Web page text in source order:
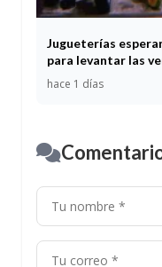
Jugueterías
para levantar las
hace 1 días